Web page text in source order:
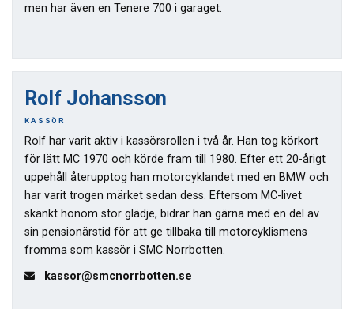
men har även en Tenere 700 i garaget.
Rolf Johansson
KASSÖR
Rolf har varit aktiv i kassörsrollen i två år. Han tog körkort
för lätt MC 1970 och körde fram till 1980. Efter ett 20-årigt
uppehåll återupptog han motorcyklandet med en BMW och
har varit trogen märket sedan dess. Eftersom MC-livet
skänkt honom stor glädje, bidrar han gärna med en del av
sin pensionärstid för att ge tillbaka till motorcyklismens
fromma som kassör i SMC Norrbotten.
kassor@smcnorrbotten.se